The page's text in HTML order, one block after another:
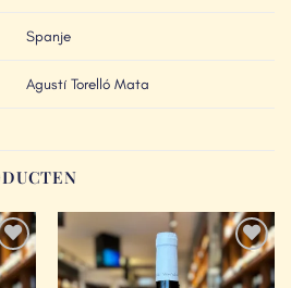
Spanje
Agustí Torelló Mata
to
Add to
Wishlist